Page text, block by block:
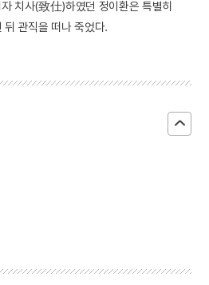
치사(致仕)하였던 정이환은 특별히
뒤 관직을 떠나 죽었다.